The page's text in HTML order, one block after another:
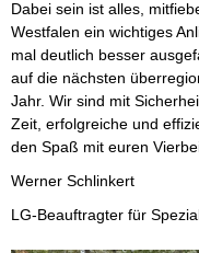
Dabei sein ist alles,
Westfalen ein wichtiges
mal deutlich besser
auf die nächsten
Jahr. Wir sind mit
Zeit, erfolgreiche und
den Spaß mit euren
Werner Schlinkert
LG-Beauftragter für